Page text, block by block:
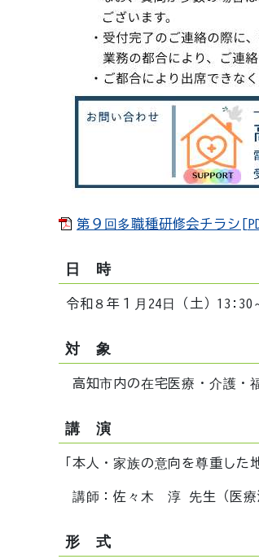
第９回多職種研修会チラシ
日 時
令和８年１月24日（土）13:30
対 象
高知市内の在宅医療・介護・
講 演
「本人・家族の意向を尊重した
講師：佐々木 淳 先生（医療
形 式